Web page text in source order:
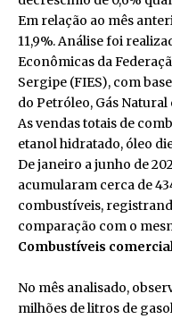
Em relação ao mês
11,9%. Análise foi
Econômicas da
Sergipe (FIES), com
do Petróleo, Gás
As vendas totais de
etanol hidratado, óleo
De janeiro a junho de
acumularam cerca de
combustíveis,
comparação com o
Combustíveis
No mês analisado,
milhões de litros de